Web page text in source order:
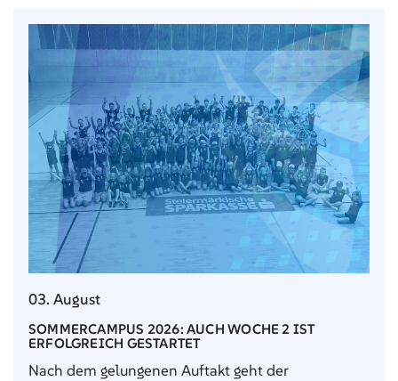
03. August
SOMMERCAMPUS 2026: AUCH WOCHE 2 IST
ERFOLGREICH GESTARTET
Nach dem gelungenen Auftakt geht der